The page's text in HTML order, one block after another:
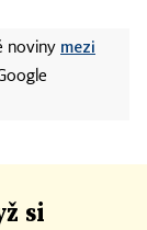
noviny mezi
si